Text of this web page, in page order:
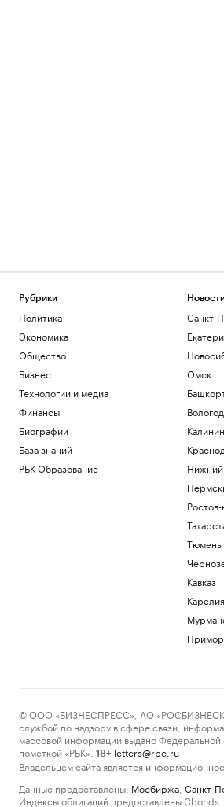
Рубрики
Политика
Экономика
Общество
Бизнес
Технологии и медиа
Финансы
Биографии
База знаний
РБК Образование
Санкт-
Омск
Тюмень
Кавказ
Карелия
© ООО «БИЗНЕСПРЕСС», АО
службой по надзору в сфере связи,
массовой информации выдано
пометкой «РБК».
18+ letters@rbc.ru
Владельцем сайта является информационное
Данные предоставлены: Мосбиржа Санкт-
Индексы облигаций предоставлены Cbonds.